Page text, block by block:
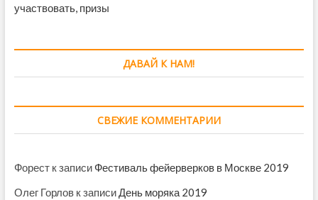
участвовать, призы
ДАВАЙ К НАМ!
СВЕЖИЕ КОММЕНТАРИИ
Форестк записи Фестиваль фейерверков в Москве 2019
Олег Горловк записиДень моряка 2019